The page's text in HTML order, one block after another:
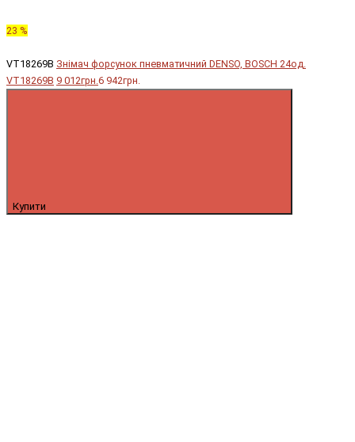
23 %
VT18269B Знімач форсунок пневматичний DENSO, BOSCH 24од.
VT18269B 9 012грн.6 942грн.
Купити